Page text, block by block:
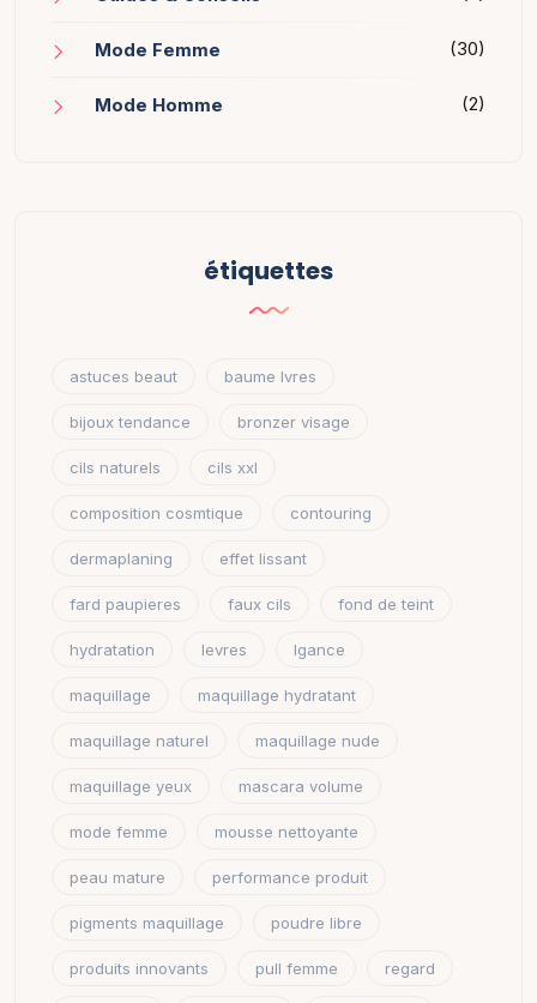
Mode Femme (30)
Mode Homme (2)
étiquettes
astuces beaut baume lvres
bijoux tendance bronzer visage
cils naturels cils xxl
composition cosmtique contouring
dermaplaning effet lissant
fard paupieres faux cils fond de teint
hydratation levres lgance
maquillage maquillage hydratant
maquillage naturel maquillage nude
maquillage yeux mascara volume
mode femme mousse nettoyante
peau mature performance produit
pigments maquillage poudre libre
produits innovants pull femme regard